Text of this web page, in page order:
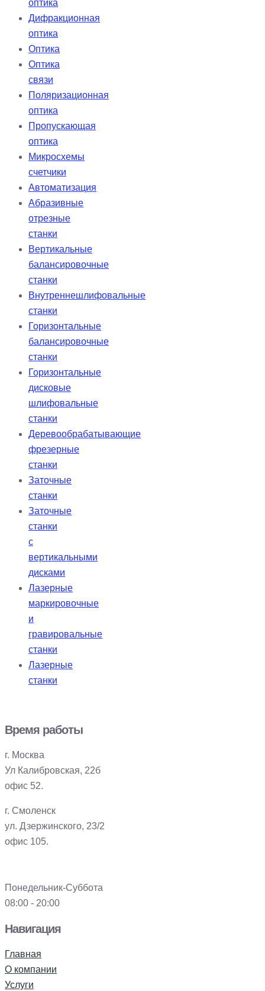
оптика
Дифракционная
оптика
Оптика
Оптика
связи
Поляризационная
оптика
Пропускающая
оптика
Микросхемы
счетчики
Автоматизация
Абразивные
отрезные
станки
Вертикальные
балансировочные
станки
Внутреннешлифовальные
станки
Горизонтальные
балансировочные
станки
Горизонтальные
дисковые
шлифовальные
станки
Деревообрабатывающие
фрезерные
станки
Заточные
станки
Заточные
станки
с
вертикальными
дисками
Лазерные
маркировочные
и
гравировальные
станки
Лазерные
станки
Время работы
г. Москва
Ул Калибровская, 22б
офис 52.
г. Смоленск
ул. Дзержинского, 23/2
офис 105.
Понедельник-Суббота
08:00 - 20:00
Навигация
Главная
О компании
Услуги